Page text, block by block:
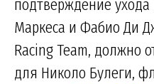
подтверждение ухода
Маркеса и Фабио Ди
Racing Team, должно
для Николо Булеги,